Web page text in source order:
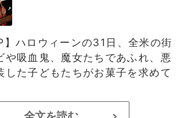
】ハロウィーンの31日、全米の街
や吸血鬼、魔女たちであふれ、悪
した子どもたちがお菓子を求めて